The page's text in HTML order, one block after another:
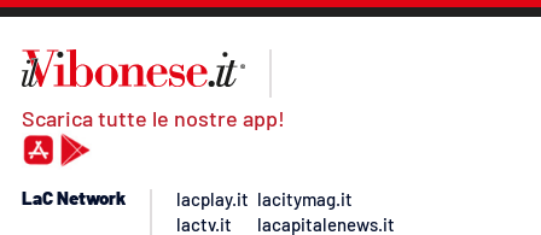
Scarica tutte le nostre app!
LaC Network
lacplay.it
lactv.it
lacitymag.it
lacapitalenews.it